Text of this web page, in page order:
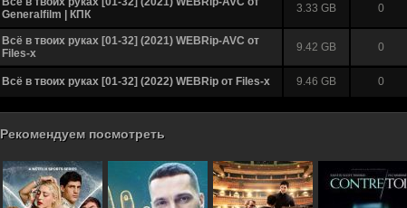
Generalfilm | КПК
3.33 GB 0
Всё в твоих руках [01-32] (2021) WEBRip-AVC от
Files-х
9.42 GB 0
Всё в твоих руках [01-32] (2022) WEBRip от Files-х 9.46 GB 0
Рекомендуем посмотреть